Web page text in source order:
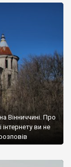
Вінниччині. Про
ви не
не лише